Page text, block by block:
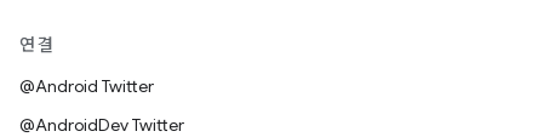
연결
@Android Twitter
@AndroidDev Twitter